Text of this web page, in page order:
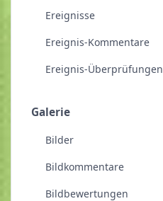
Ereignisse
Ereignis-Kommentare
Ereignis-Überprüfungen
Galerie
Bilder
Bildkommentare
Bildbewertungen